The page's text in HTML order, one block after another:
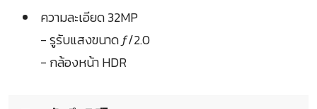
ความละเอียด 32MP
- รูรับแสงขนาด ƒ/2.0
- กล้องหน้า HDR